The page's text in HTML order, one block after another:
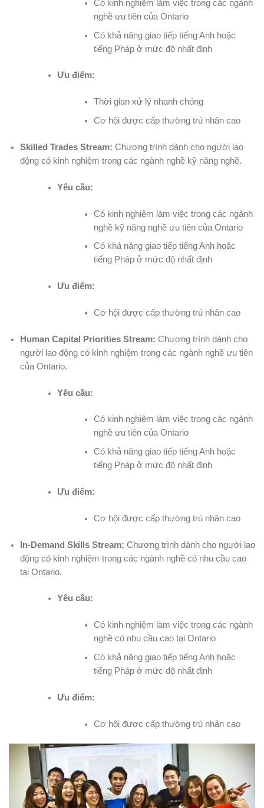
Có kinh nghiệm làm việc trong các ngành
nghề ưu tiên của Ontario
Có khả năng giao tiếp tiếng Anh hoặc
tiếng Pháp ở mức độ nhất định
Ưu điểm:
Thời gian xử lý nhanh chóng
Cơ hội được cấp thường trú nhân cao
Skilled Trades Stream: Chương trình dành cho người lao
động có kinh nghiệm trong các ngành nghề kỹ năng nghề.
Yêu cầu:
Có kinh nghiệm làm việc trong các ngành
nghề kỹ năng nghề ưu tiên của Ontario
Có khả năng giao tiếp tiếng Anh hoặc
tiếng Pháp ở mức độ nhất định
Ưu điểm:
Cơ hội được cấp thường trú nhân cao
Human Capital Priorities Stream: Chương trình dành cho
người lao động có kinh nghiệm trong các ngành nghề ưu tiên
của Ontario.
Yêu cầu:
Có kinh nghiệm làm việc trong các ngành
nghề ưu tiên của Ontario
Có khả năng giao tiếp tiếng Anh hoặc
tiếng Pháp ở mức độ nhất định
Ưu điểm:
Cơ hội được cấp thường trú nhân cao
In-Demand Skills Stream: Chương trình dành cho người lao
động có kinh nghiệm trong các ngành nghề có nhu cầu cao
tại Ontario.
Yêu cầu:
Có kinh nghiệm làm việc trong các ngành
nghề có nhu cầu cao tại Ontario
Có khả năng giao tiếp tiếng Anh hoặc
tiếng Pháp ở mức độ nhất định
Ưu điểm:
Cơ hội được cấp thường trú nhân cao